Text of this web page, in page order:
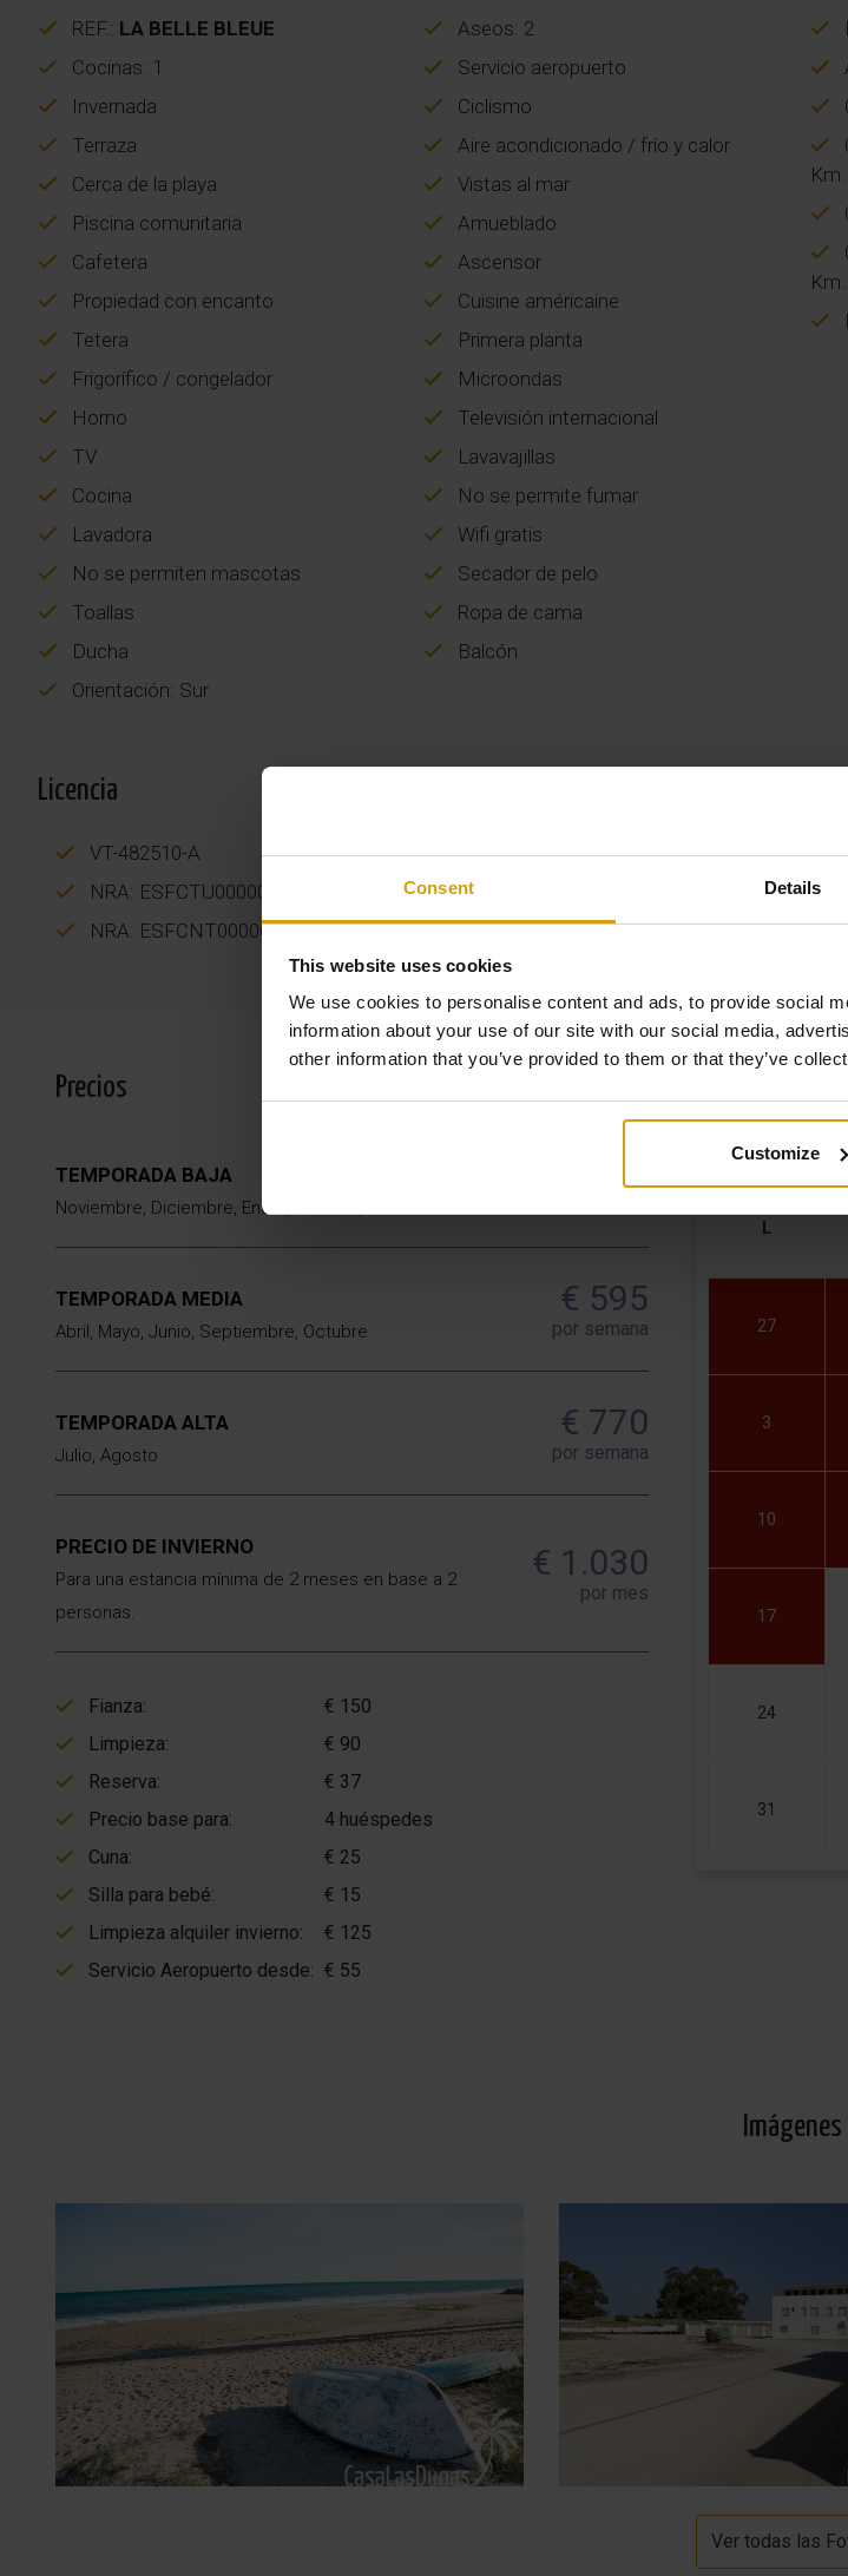
Consent Details
This website uses cookies
We use cookies to personalise content and ads, to provide social
information about your use of our site with our social media,
other information that you’ve provided to them or that they’ve
Customize
REF.: LA BELLE BLEUE
Aseos: 2
Cocinas: 1
Servicio aeropuerto
Invernada
Ciclismo
Terraza
Aire acondicionado / frío y calor
Cerca de la playa
Vistas al mar
Piscina comunitaria
Amueblado
Cafetera
Ascensor
Propiedad con encanto
Cuisine américaine
Tetera
Primera planta
Frigorífico / congelador
Microondas
Horno
Televisión internacional
TV
Lavavajillas
Cocina
No se permite fumar
Lavadora
Wifi gratis
No se permiten mascotas
Secador de pelo
Toallas
Ropa de cama
Ducha
Balcón
Orientación: Sur
Km.
Km.
Licencia
VT-482510-A
NRA: ESFCTU00000303600058177200000000000000000VT-482510-A9
NRA: ESFCNT00000303600058101700000000000000000000000000003
Precios
TEMPORADA BAJA
Noviembre, Diciembre, Enero, Febrero, Marzo
€ 455
TEMPORADA MEDIA
Abril, Mayo, Junio, Septiembre, Octubre
€ 595
por semana
TEMPORADA ALTA
Julio, Agosto
€ 770
por semana
PRECIO DE INVIERNO
Para una estancia mínima de 2 meses en base a 2
personas.
€ 1.030
por mes
Fianza:
€ 150
Limpieza:
€ 90
Reserva:
€ 37
Precio base para:
4 huéspedes
Cuna:
€ 25
Silla para bebé:
€ 15
Limpieza alquiler invierno:
€ 125
Servicio Aeropuerto desde: € 55
L
27
3
10
17
24
31
Imágenes
Ver todas las